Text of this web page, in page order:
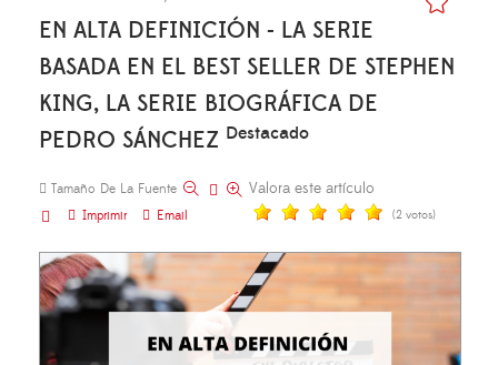
EN ALTA DEFINICIÓN - LA SERIE
BASADA EN EL BEST SELLER DE STEPHEN
KING, LA SERIE BIOGRÁFICA DE
PEDRO SÁNCHEZ Destacado
Tamaño De La Fuente
Imprimir
Email
Valora este artículo
(2 votos)